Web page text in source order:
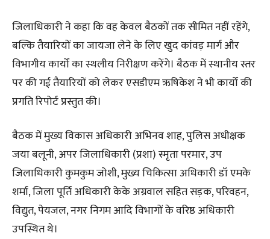
जिलाधिकारी ने कहा कि वह केवल बैठकों तक सीमित नहीं रहेंगे,
बल्कि तैयारियों का जायजा लेने के लिए खुद कांवड़ मार्ग और
विभागीय कार्यों का स्थलीय निरीक्षण करेंगे। बैठक में स्थानीय स्तर
पर की गई तैयारियों को लेकर एसडीएम ऋषिकेश ने भी कार्यो की
प्रगति रिपोर्ट प्रस्तुत की।
बैठक में मुख्य विकास अधिकारी अभिनव शाह, पुलिस अधीक्षक
जया बलूनी, अपर जिलाधिकारी (प्रशा) स्मृता परमार, उप
जिलाधिकारी कुमकुम जोशी, मुख्य चिकित्सा अधिकारी डॉ एमके
शर्मा, जिला पूर्ति अधिकारी केके अग्रवाल सहित सड़क, परिवहन,
विद्युत, पेयजल, नगर निगम आदि विभागों के वरिष्ठ अधिकारी
उपस्थित थे।